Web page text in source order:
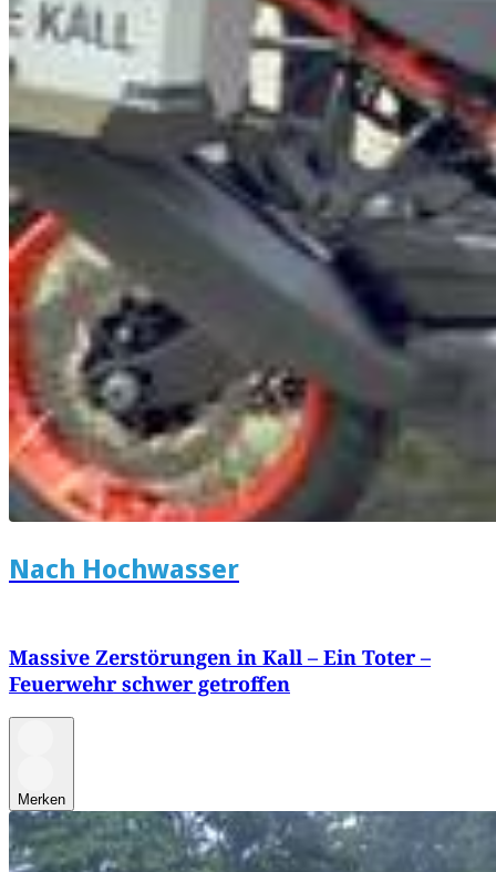
Nach Hochwasser
Massive Zerstörungen in Kall – Ein Toter –
Feuerwehr schwer getroffen
Merken